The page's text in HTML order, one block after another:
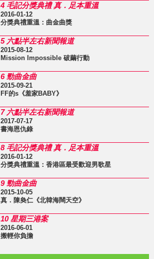
4 毛記分獎典禮 真．足本重溫
2016-01-12
分獎典禮重溫：曲金曲獎
5 六點半左右新聞報道
2015-08-12
Mission Impossible 破繭行動
6 勁曲金曲
2015-09-21
FF的s《羞家BABY》
7 六點半左右新聞報道
2017-07-17
書海恩仇錄
8 毛記分獎典禮 真．足本重溫
2016-01-12
分獎典禮重溫：香港區最受歡迎男歌星
9 勁曲金曲
2015-10-05
真．陳奐仁《北韓海闊天空》
10 星期三港案
2016-06-01
搬輕你負擔